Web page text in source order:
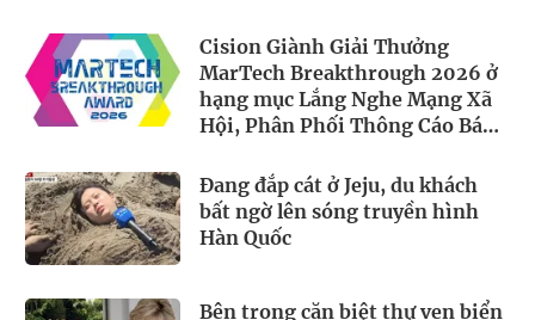
Cision Giành Giải Thưởng
MarTech Breakthrough 2026 ở
hạng mục Lắng Nghe Mạng Xã
Hội, Phân Phối Thông Cáo Báo
Lời (AEO)
Đang đắp cát ở Jeju, du khách
bất ngờ lên sóng truyền hình
Hàn Quốc
Bên trong căn biệt thự ven biển